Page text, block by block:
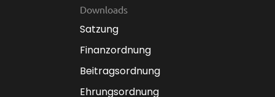
Downloads
Satzung
Finanzordnung
Beitragsordnung
Ehrungsordnung